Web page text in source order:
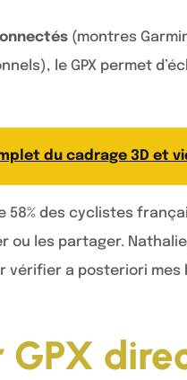
(montres
le GPX permet
du cadrage 3D et
58% des cyclistes
ou les partager.
vérifier a posteriori